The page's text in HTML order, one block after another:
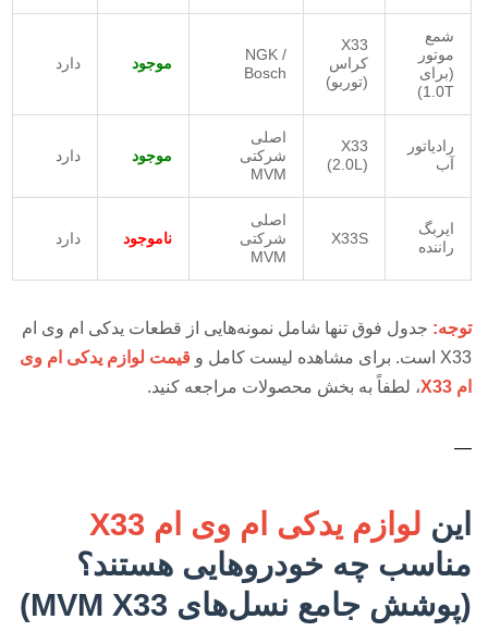
شمع
موتور
(برای
1.0T)
X33
کراس
(توربو)
NGK /
Bosch
موجود دارد
رادیاتور
آب
X33
(2.0L)
اصلی
شرکتی
MVM
موجود دارد
ایربگ
راننده
X33S
اصلی
شرکتی
MVM
ناموجود دارد
توجه: جدول فوق تنها شامل نمونه‌هایی از قطعات یدکی ام وی ام
X33 است. برای مشاهده لیست کامل و
قیمت لوازم یدکی ام وی
ام X33
، لطفاً به بخش محصولات مراجعه کنید.
—
این لوازم یدکی ام وی ام X33
مناسب چه خودروهایی هستند؟
(پوشش جامع نسل‌های MVM X33)